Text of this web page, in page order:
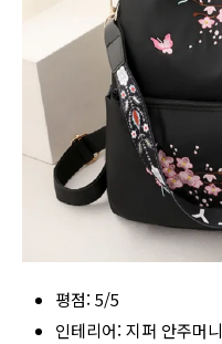
평점: 5/5
인테리어: 지퍼 안주머니